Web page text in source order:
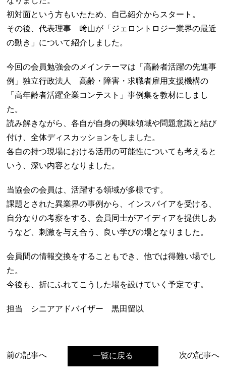
初対面という方もいたため、自己紹介からスタート。
その後、代表理事 﨑山が「ジェロントロジー業界の最近
の動き」について紹介しました。
今回の会員勉強会のメインテーマは「高齢者活躍の先進事
例」独立行政法人 高齢・障害・求職者雇用支援機構の
「高年齢者活躍企業コンテスト」事例集を教材にしまし
た。
読み解きながら、各自が自身の興味領域や問題意識と結び
付け、全体ディスカッションをしました。
各自の持つ現場における活用の可能性についても考えると
いう、深い内容となりました。
当協会の会員は、活躍する領域が多様です。
課題とされた異業界の事例から、インスパイアを受ける、
自分なりの考察をする、会員同士がアイディアを提供しあ
うなど、刺激を与え合う、良い学びの場となりました。
会員間の情報交換をすることもでき、他では得難い場でし
た。
今後も、折にふれてこうした場を設けていく予定です。
担当 シニアアドバイザー 黒田留以
前の記事へ 一覧に戻る 次の記事へ